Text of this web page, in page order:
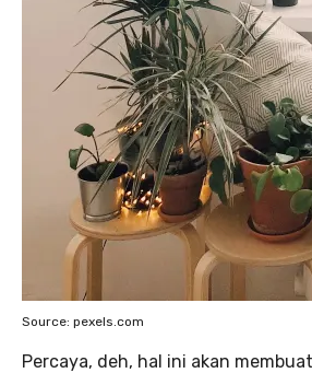
Source: pexels.com
Percaya, deh, hal ini akan